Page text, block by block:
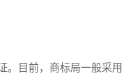
目前，商标局一般采用